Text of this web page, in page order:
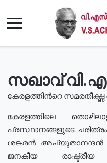
സഖാവ്
കേരളത്തിൻറെ
കേരളത്തിലെ
പ്രസ്ഥാനങ്ങളുടെ
ശങ്കരൻ അച്യുതാനന്ദൻ
ജനകീയ